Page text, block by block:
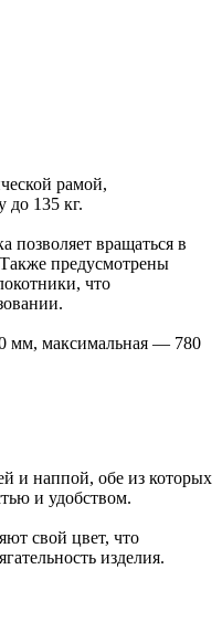
рамой,
135 кг.
позволяет вращаться в
предусмотрены
что
мм, максимальная — 780
и наппой, обе из которых
и удобством.
свой цвет, что
изделия.